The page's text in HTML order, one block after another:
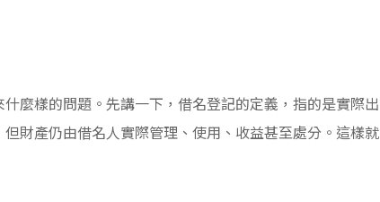
麼樣的問題。先講一下，借名登記的定義，指的是實際出
財產仍由借名人實際管理、使用、收益甚至處分。這樣就